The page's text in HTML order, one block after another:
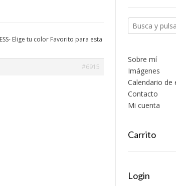
Elige tu color Favorito para esta
#6915
Sobre mí
Imágenes
Calendario de
Contacto
Mi cuenta
Carrito
Login